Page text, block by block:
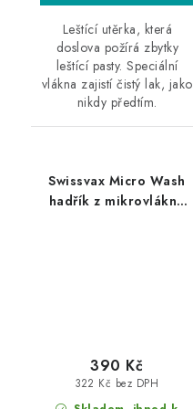
Leštící utěrka, která
doslova požírá zbytky
leštící pasty. Speciální
vlákna zajistí čistý lak, jako
nikdy předtím.
Swissvax Micro Wash
hadřík z mikrovlákna
322 Kč bez DPH
390 Kč